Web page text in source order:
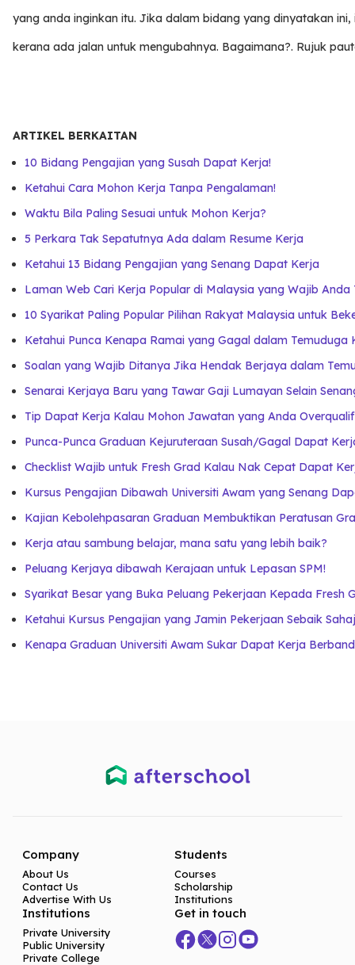
yang anda inginkan itu. Jika dalam bidang yang dinyatakan
kerana ada jalan untuk mengubahnya. Bagaimana?. Rujuk
ARTIKEL BERKAITAN
10 Bidang Pengajian yang Susah Dapat Kerja!
Ketahui Cara Mohon Kerja Tanpa Pengalaman!
Waktu Bila Paling Sesuai untuk Mohon Kerja?
5 Perkara Tak Sepatutnya Ada dalam Resume Kerja
Ketahui 13 Bidang Pengajian yang Senang Dapat Kerja
Laman Web Cari Kerja Popular di Malaysia yang Wajib Anda
10 Syarikat Paling Popular Pilihan Rakyat Malaysia untuk
Ketahui Punca Kenapa Ramai yang Gagal dalam Temuduga
Soalan yang Wajib Ditanya Jika Hendak Berjaya dalam
Senarai Kerjaya Baru yang Tawar Gaji Lumayan Selain
Tip Dapat Kerja Kalau Mohon Jawatan yang Anda
Punca-Punca Graduan Kejuruteraan Susah/Gagal Dapat
Checklist Wajib untuk Fresh Grad Kalau Nak Cepat Dapat
Kursus Pengajian Dibawah Universiti Awam yang Senang
Kajian Kebolehpasaran Graduan Membuktikan Peratusan
Kerja atau sambung belajar, mana satu yang lebih baik?
Peluang Kerjaya dibawah Kerajaan untuk Lepasan SPM!
Syarikat Besar yang Buka Peluang Pekerjaan Kepada Fresh
Ketahui Kursus Pengajian yang Jamin Pekerjaan Sebaik
Kenapa Graduan Universiti Awam Sukar Dapat Kerja
Company
About Us
Contact Us
Advertise With Us
Students
Courses
Scholarship
Institutions
Institutions
Private University
Public University
Private College
Get in touch